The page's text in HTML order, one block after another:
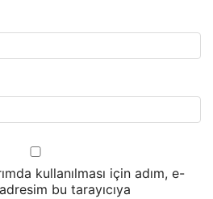
kullanılması için adım, e-
bu tarayıcıya